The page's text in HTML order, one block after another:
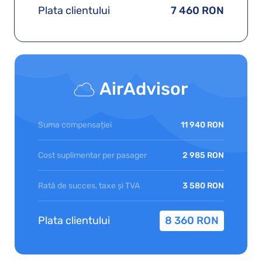
Plata clientului 7 460 RON
AirAdvisor
Suma compensației 11 940 RON
Cost suplimentar per pasager 2 985 RON
Rată de succes, taxe și TVA 3 580 RON
Plata clientului 8 360 RON